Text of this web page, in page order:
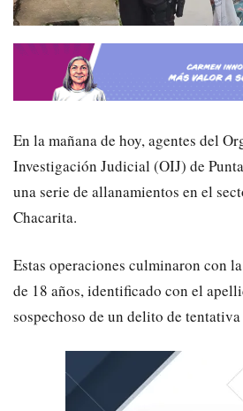
En la mañana de hoy, agentes del
Investigación Judicial (OIJ) de
una serie de allanamientos en el
Chacarita.
Estas operaciones culminaron con
de 18 años, identificado con el
sospechoso de un delito de